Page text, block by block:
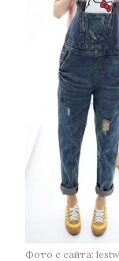
Фото с сайта: